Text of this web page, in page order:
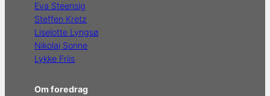
Eva Steensig
Steffen Kretz
Liselotte Lyngsø
Nikolaj Sonne
Lykke Friis
Om foredrag